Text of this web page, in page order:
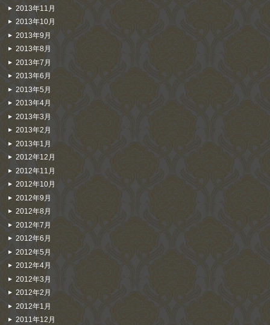
2013年11月
2013年10月
2013年9月
2013年8月
2013年7月
2013年6月
2013年5月
2013年4月
2013年3月
2013年2月
2013年1月
2012年12月
2012年11月
2012年10月
2012年9月
2012年8月
2012年7月
2012年6月
2012年5月
2012年4月
2012年3月
2012年2月
2012年1月
2011年12月